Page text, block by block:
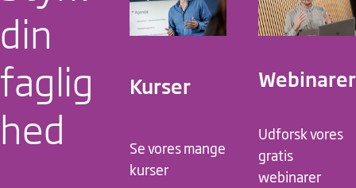
din
faglig
hed
Kurser
Se vores mange
kurser
Webinarer
Udforsk vores
gratis
webinarer